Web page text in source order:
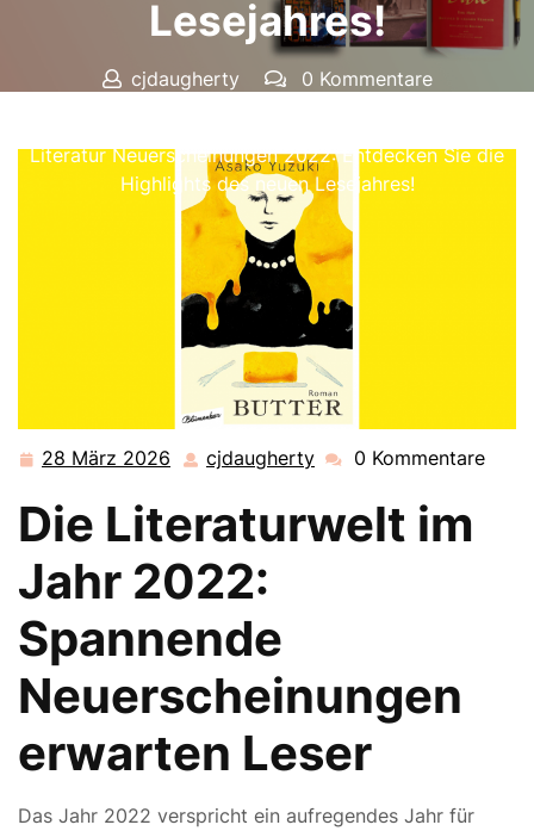
Lesejahres!
cjdaugherty
0 Kommentare
Literatur Neuerscheinungen 2022: Entdecken Sie die
Highlights des neuen Lesejahres!
28 März 2026 28
2026
cjdaugherty cjdaugherty
0 Kommentare
Die Literaturwelt im
Jahr 2022:
Spannende
Neuerscheinungen
erwarten Leser
Das Jahr 2022 verspricht ein aufregendes Jahr für